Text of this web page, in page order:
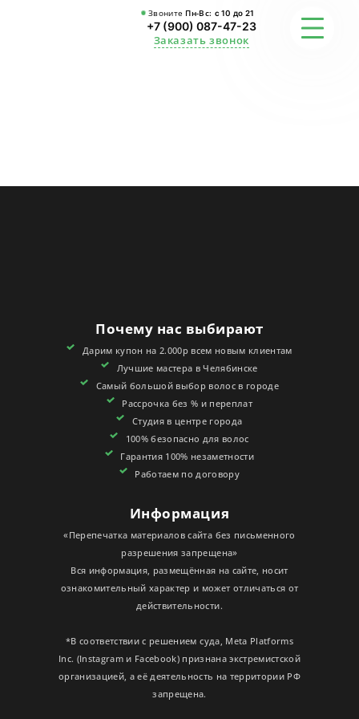
Звоните Пн-Вс: с 10 до 21
+7 (900) 087-47-23
Заказать звонок
КОНТАКТЫ
СЕРТИФИКАТЫ
Почему нас выбирают
Дарим купон на 2.000р всем новым клиентам
Лучшие мастера в Челябинске
Самый большой выбор волос в городе
Рассрочка без % и переплат
Студия в центре города
100% безопасно для волос
Гарантия 100% незаметности
Работаем по договору
Информация
«Перепечатка материалов сайта без письменного
разрешения запрещена»
Вся информация, размещённая на сайте, носит
ознакомительный характер и может отличаться от
действительности.
*В соответствии с решением суда, Meta Platforms
Inc. (Instagram и Facebook) признана экстремистской
организацией, а её деятельность на территории РФ
запрещена.